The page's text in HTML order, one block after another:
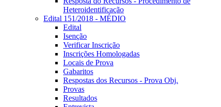
Heteroidentificação
Edital 151/2018 - MÉDIO
Edital
Isenção
Verificar Inscrição
Inscrições Homologadas
Locais de Prova
Gabaritos
Respostas dos Recursos - Prova Obj.
Provas
Resultados